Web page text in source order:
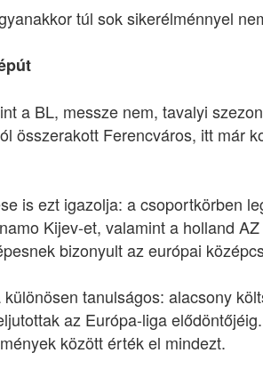
túl sok sikerélménnyel
a BL, messze nem, tavalyi
összerakott Ferencváros, itt már
is ezt igazolja: a csoportkörben
Kijev-et, valamint a holland
bizonyult az európai
tanulságos: alacsony
az Európa-liga
között érték el mindezt.